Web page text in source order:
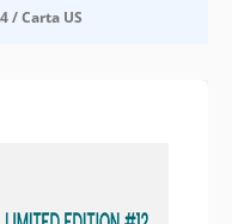
/ Carta US